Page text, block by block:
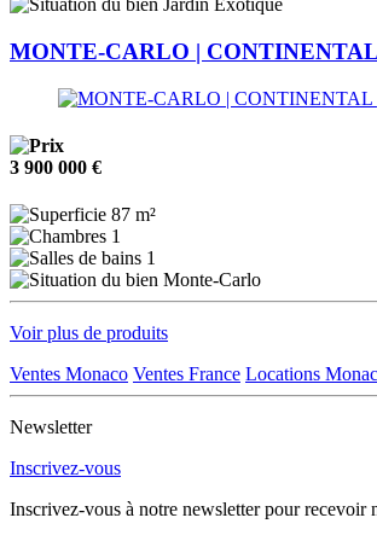
Jardin Exotique
MONTE-CARLO |
3 900 000 €
87 m²
1
1
Monte-Carlo
Voir plus de produits
Ventes Monaco Ventes France Locations
Newsletter
Inscrivez-vous
Inscrivez-vous à notre newsletter pour recevoir